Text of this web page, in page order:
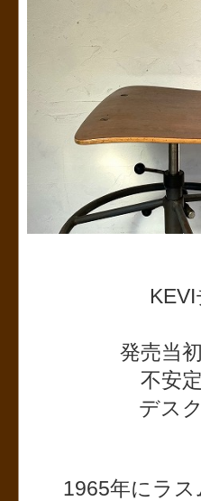
発売当
不安
デス
1965年にラ